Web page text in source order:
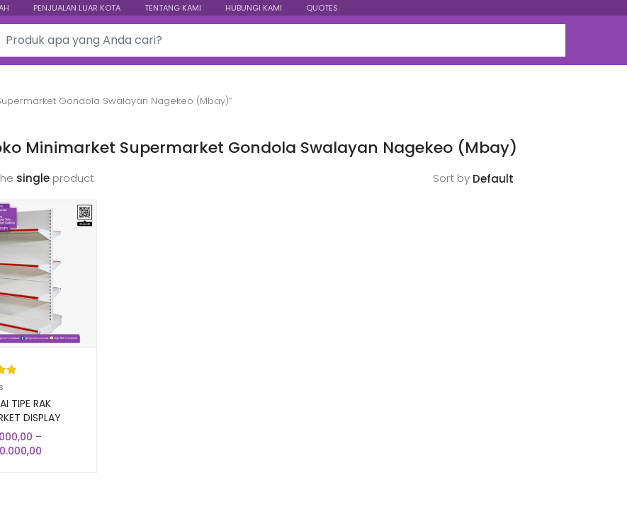
PENJUALAN LUAR KOTA TENTANG KAMI HUBUNGI KAMI QUOTES
for:
Gondola Swalayan Nagekeo (Mbay)”
Minimarket Supermarket Gondola Swalayan Nagekeo (Mbay)
single product Sort by
5 TIPE RAK
DISPLAY
–